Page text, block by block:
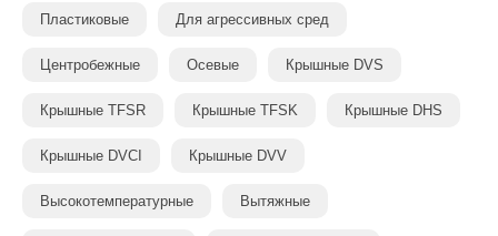
Пластиковые Для агрессивных сред
Центробежные Осевые Крышные DVS
Крышные TFSR Крышные TFSK Крышные DHS
Крышные DVCI Крышные DVV
Высокотемпературные Вытяжные